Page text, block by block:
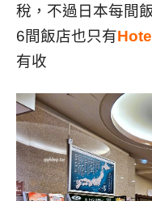
稅，不過日本每間
6間飯店也只有
有收